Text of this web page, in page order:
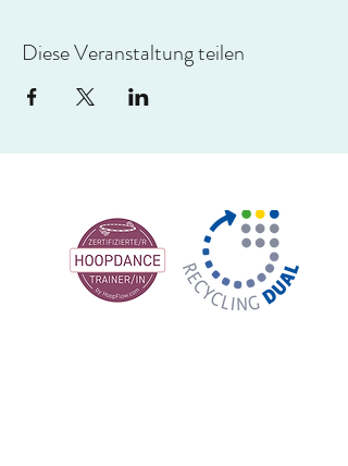
Diese Veranstaltung teilen